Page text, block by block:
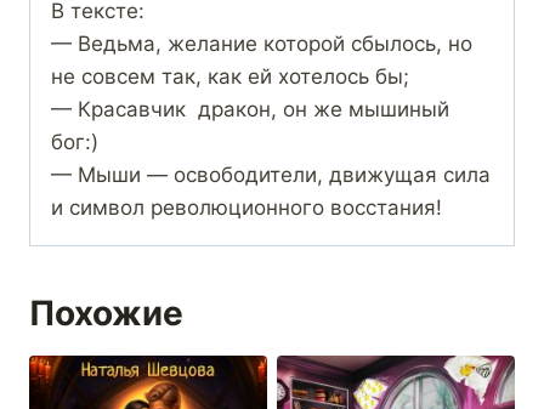
В тексте:
— Ведьма, желание которой сбылось, но
не совсем так, как ей хотелось бы;
— Красавчик дракон, он же мышиный
бог:)
— Мыши — освободители, движущая сила
и символ революционного восстания!
Похожие